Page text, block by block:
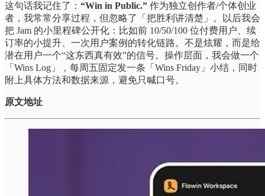
这句话我记住了： “Win in Public.” 作为独立创作者/个体创业
者，我常常分享过程，但忽略了「把胜利讲清楚」。以后我会
把 Jam 的小里程碑公开化：比如前 10/50/100 位付费用户、续
订率的小提升、一次用户案例的转化链路。不是炫耀，而是给
潜在用户一个“这东西真有效”的信号。操作层面，我会做一个
「Wins Log」，每周五固定发一条「Wins Friday」小结，同时
附上具体方法和数据来源，避免只喊口号。
原文地址